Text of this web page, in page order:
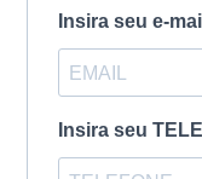
Insira seu e-mail
Insira seu